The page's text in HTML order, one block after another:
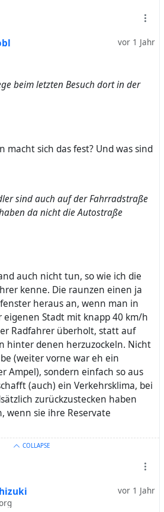
vor 1 Jahr
beim letzten Besuch dort in der
macht sich das fest? Und was sind
sind auch auf der Fahrradstraße
da nicht die Autostraße
auch nicht tun, so wie ich die
kenne. Die raunzen einen ja
heraus an, wenn man in
eigenen Stadt mit knapp 40 km/h
Radfahrer überholt, statt auf
hinter denen herzuzockeln. Nicht
(weiter vorne war eh ein
Ampel), sondern einfach so aus
(auch) ein Verkehrsklima, bei
zurückzustecken haben
wenn sie ihre Reservate
COLLAPSE
vor 1 Jahr